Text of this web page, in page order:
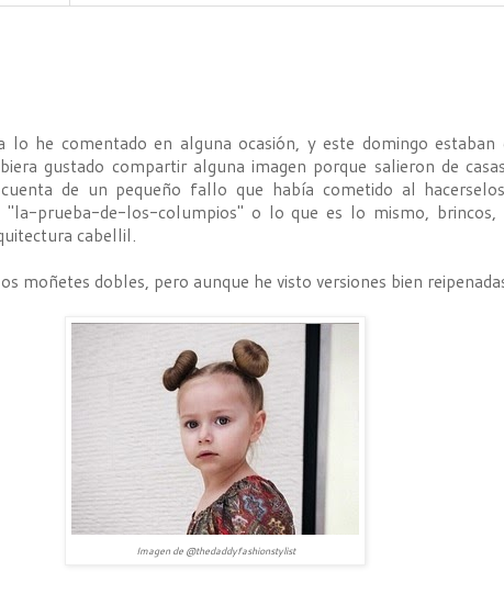
lo he comentado en alguna ocasión, y este domingo estaban
gustado compartir alguna imagen porque salieron de
de un pequeño fallo que había cometido al
"la-prueba-de-los-columpios" o lo que es lo mismo,
cabellil.
moñetes dobles, pero aunque he visto versiones bien
Imagen de @thedaddyfashionstylist